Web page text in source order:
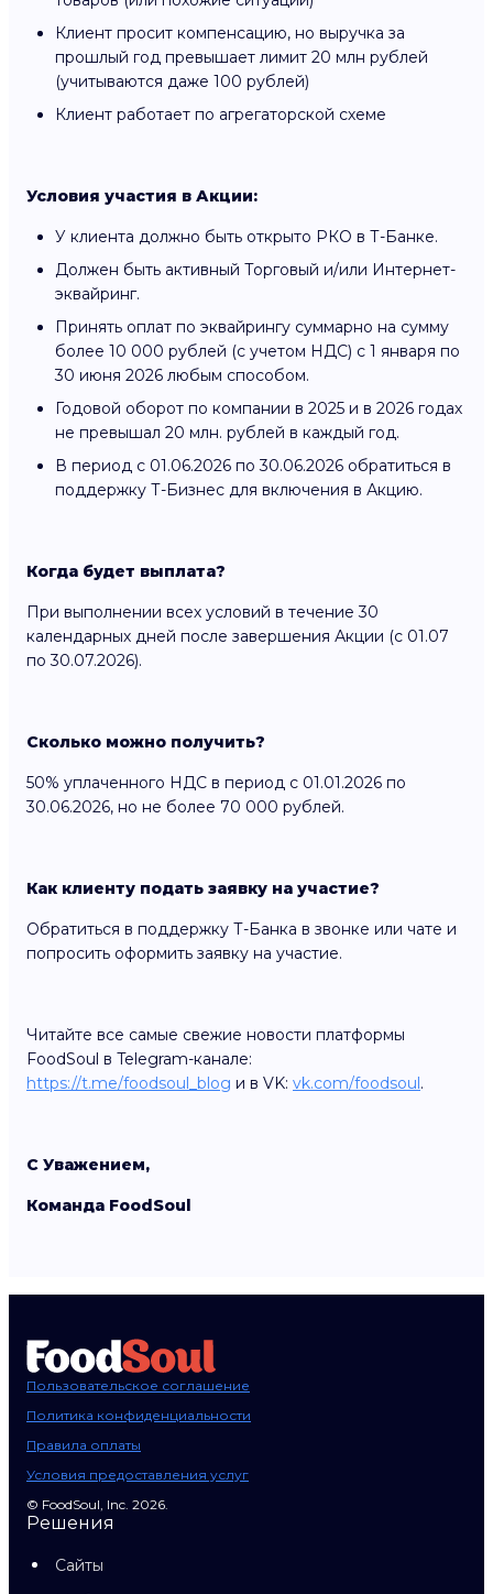
Клиент просит компенсацию, но выручка за
прошлый год превышает лимит 20 млн рублей
(учитываются даже 100 рублей)
Клиент работает по агрегаторской схеме
Условия участия в Акции:
У клиента должно быть открыто РКО в Т-Банке.
Должен быть активный Торговый и/или Интернет-
эквайринг.
Принять оплат по эквайрингу суммарно на сумму
более 10 000 рублей (с учетом НДС) с 1 января по
30 июня 2026 любым способом.
Годовой оборот по компании в 2025 и в 2026 годах
не превышал 20 млн. рублей в каждый год.
В период с 01.06.2026 по 30.06.2026 обратиться в
поддержку Т-Бизнес для включения в Акцию.
Когда будет выплата?
При выполнении всех условий в течение 30
календарных дней после завершения Акции (с 01.07
по 30.07.2026).
Сколько можно получить?
50% уплаченного НДС в период с 01.01.2026 по
30.06.2026, но не более 70 000 рублей.
Как клиенту подать заявку на участие?
Обратиться в поддержку Т-Банка в звонке или чате и
попросить оформить заявку на участие.
Читайте все самые свежие новости платформы
FoodSoul в Telegram-канале:
https://t.me/foodsoul_blog и в VK: vk.com/foodsoul.
С Уважением,
Команда FoodSoul
Пользовательское соглашение
Политика конфиденциальности
Правила оплаты
Условия предоставления услуг
© FoodSoul, Inc. 2026.
Решения
Сайты